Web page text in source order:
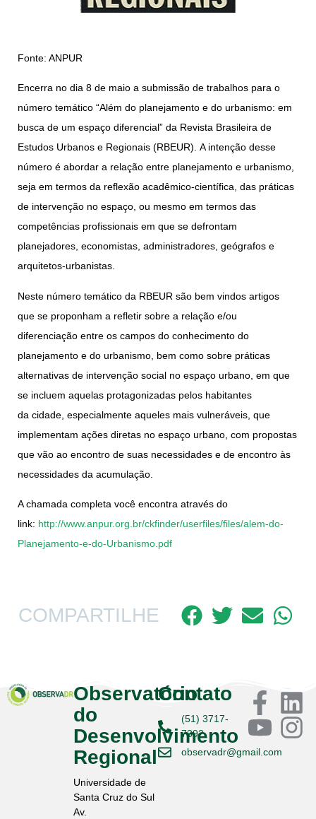
Fonte: ANPUR
Encerra no dia 8 de maio a submissão de trabalhos para o
número temático “Além do planejamento e do urbanismo: em
busca de um espaço diferencial” da Revista Brasileira de
Estudos Urbanos e Regionais (RBEUR). A intenção desse
número é abordar a relação entre planejamento e urbanismo,
seja em termos da reflexão acadêmico-científica, das práticas
de intervenção no espaço, ou mesmo em termos das
competências profissionais em que se defrontam
planejadores, economistas, administradores, geógrafos e
arquitetos-urbanistas.
Neste número temático da RBEUR são bem vindos artigos
que se proponham a refletir sobre a relação e/ou
diferenciação entre os campos do conhecimento do
planejamento e do urbanismo, bem como sobre práticas
alternativas de intervenção social no espaço urbano, em que
se incluem aquelas protagonizadas pelos habitantes
da cidade, especialmente aqueles mais vulneráveis, que
implementam ações diretas no espaço urbano, com propostas
que vão ao encontro de suas necessidades e de encontro às
necessidades da acumulação.
A chamada completa você encontra através do
link: http://www.anpur.org.br/ckfinder/userfiles/files/alem-do-
Planejamento-e-do-Urbanismo.pdf
COMPARTILHE
Observatório
do
Desenvolvimento
Regional
Universidade de
Santa Cruz do Sul
Av.
Contato
(51) 3717-
7392
observadr@gmail.com